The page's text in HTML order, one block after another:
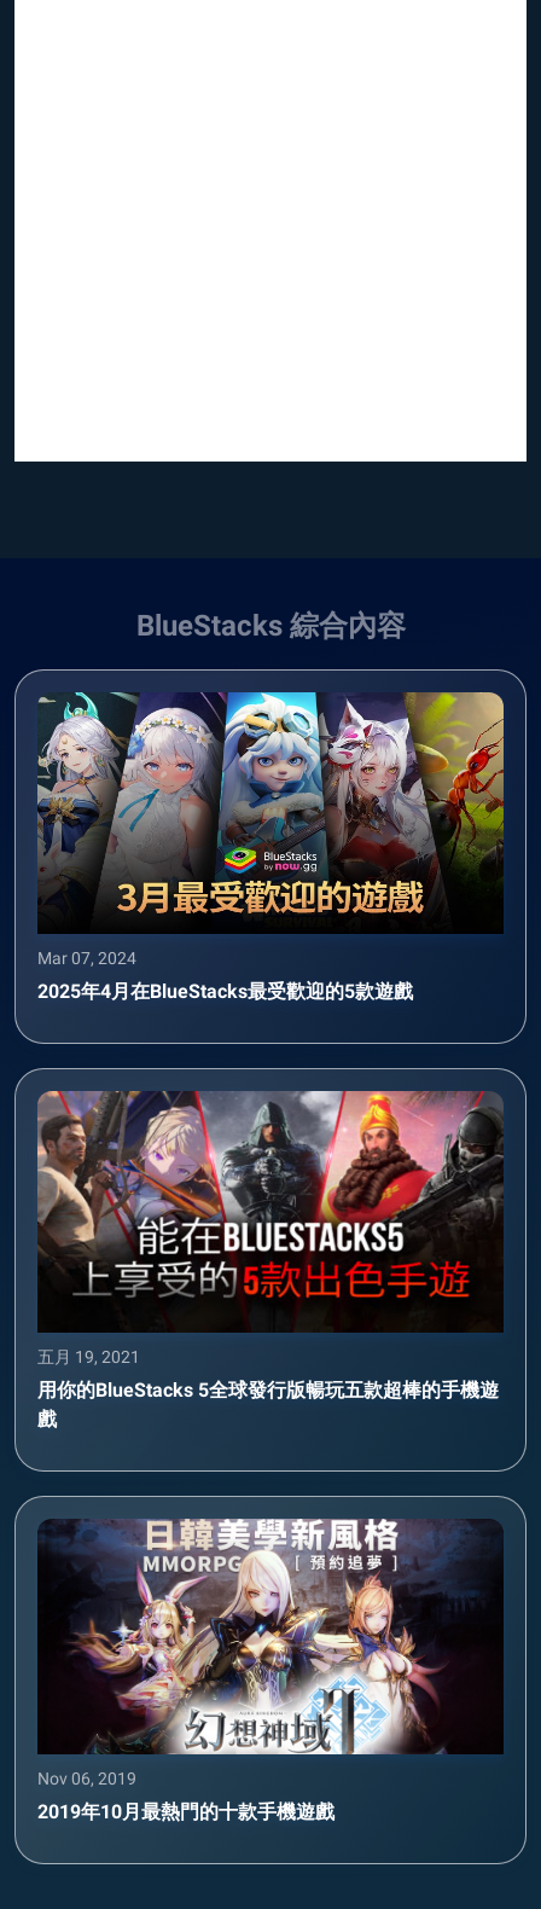
BlueStacks 綜合內容
Mar 07, 2024
2025年4月在BlueStacks最受歡迎的5款遊戲
五月 19, 2021
用你的BlueStacks 5全球發行版暢玩五款超棒的手機遊
戲
Nov 06, 2019
2019年10月最熱門的十款手機遊戲